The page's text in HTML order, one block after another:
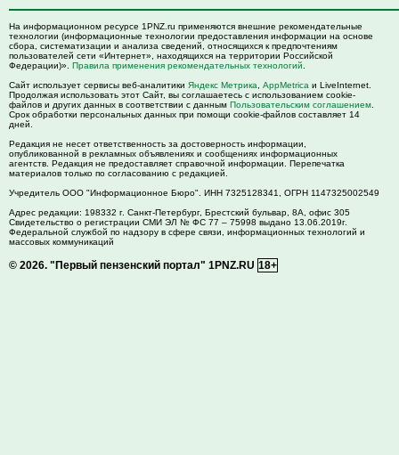
На информационном ресурсе 1PNZ.ru применяются внешние рекомендательные
технологии (информационные технологии предоставления информации на основе
сбора, систематизации и анализа сведений, относящихся к предпочтениям
пользователей сети «Интернет», находящихся на территории Российской
Федерации)». Правила применения рекомендательных технологий
Сайт использует сервисы веб-аналитики Яндекс Метрика AppMetrica и LiveInternet.
Продолжая использовать этот Сайт, вы соглашаетесь с использованием cookie-
файлов и других данных в соответствии с данным Пользовательским соглашением
Срок обработки персональных данных при помощи cookie-файлов составляет 14
дней.
Редакция не несет ответственность за достоверность информации,
опубликованной в рекламных объявлениях и сообщениях информационных
агентств. Редакция не предоставляет справочной информации. Перепечатка
материалов только по согласованию с редакцией.
Учредитель ООО "Информационное Бюро". ИНН 7325128341, ОГРН 1147325002549
Адрес редакции: 198332 г. Санкт-Петербург, Брестский бульвар, 8А, офис 305
Свидетельство о регистрации СМИ ЭЛ № ФС 77 – 75998 выдано 13.06.2019г.
Федеральной службой по надзору в сфере связи, информационных технологий и
массовых коммуникаций
© 2026. "Первый пензенский портал" 1PNZ.RU 18+